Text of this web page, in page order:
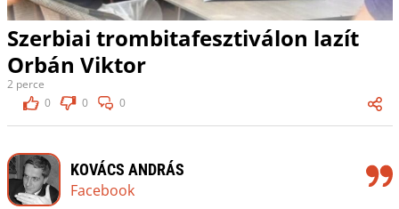
Szerbiai trombitafesztiválon lazít
Orbán Viktor
2 perce
0
0 0
KOVÁCS ANDRÁS
Facebook